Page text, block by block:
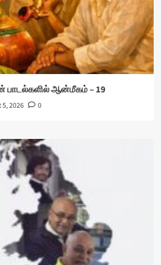
ஆன்மீகம் – 19
2026 0